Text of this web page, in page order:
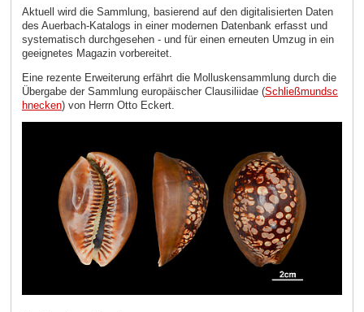
Aktuell wird die Sammlung, basierend auf den digitalisierten Daten
des Auerbach-Katalogs in einer modernen Datenbank erfasst und
systematisch durchgesehen - und für einen erneuten Umzug in ein
geeignetes Magazin vorbereitet.
Eine rezente Erweiterung erfährt die Molluskensammlung durch die
Übergabe der Sammlung europäischer Clausiliidae (Schließmundsc
hnecken) von Herrn Otto Eckert.